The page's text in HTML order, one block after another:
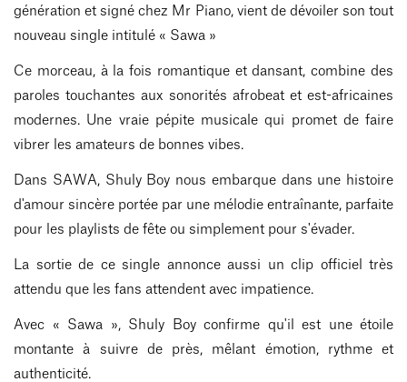
génération et signé chez Mr Piano, vient de dévoiler son tout
nouveau single intitulé « Sawa »
Ce morceau, à la fois romantique et dansant, combine des
paroles touchantes aux sonorités afrobeat et est-africaines
modernes. Une vraie pépite musicale qui promet de faire
vibrer les amateurs de bonnes vibes.
Dans SAWA, Shuly Boy nous embarque dans une histoire
d'amour sincère portée par une mélodie entraînante, parfaite
pour les playlists de fête ou simplement pour s'évader.
La sortie de ce single annonce aussi un clip officiel très
attendu que les fans attendent avec impatience.
Avec « Sawa », Shuly Boy confirme qu'il est une étoile
montante à suivre de près, mêlant émotion, rythme et
authenticité.